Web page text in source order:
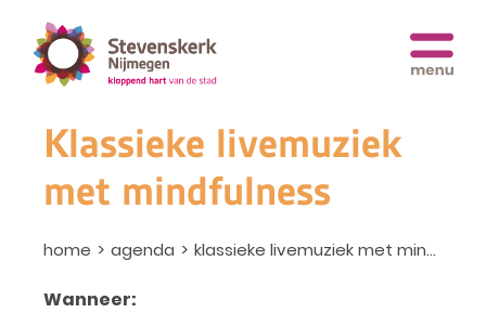
Klassieke livemuziek
met mindfulness
home agenda klassieke livemuziek met mindfulness
Wanneer: